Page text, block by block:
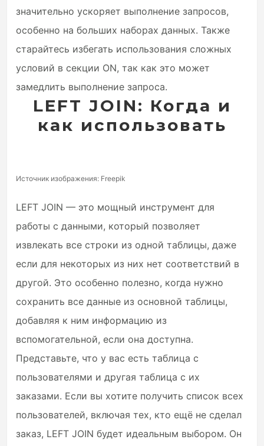
значительно ускоряет выполнение запросов,
особенно на больших наборах данных. Также
старайтесь избегать использования сложных
условий в секции ON, так как это может
замедлить выполнение запроса.
LEFT JOIN: Когда и
как использовать
Источник изображения: Freepik
LEFT JOIN — это мощный инструмент для
работы с данными, который позволяет
извлекать все строки из одной таблицы, даже
если для некоторых из них нет соответствий в
другой. Это особенно полезно, когда нужно
сохранить все данные из основной таблицы,
добавляя к ним информацию из
вспомогательной, если она доступна.
Представьте, что у вас есть таблица с
пользователями и другая таблица с их
заказами. Если вы хотите получить список всех
пользователей, включая тех, кто ещё не сделал
заказ, LEFT JOIN будет идеальным выбором. Он